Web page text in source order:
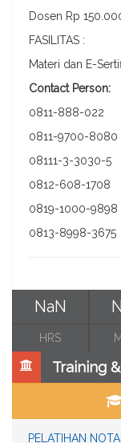
Dosen Rp
FASILITAS :
Materi dan E-
Contact Person:
0811-888-022
0811-9700-8080
08111-3-3030-5
0812-608-1708
0819-1000-9898
0813-8998-3675
NaN
HRS
Training
PELATIHAN